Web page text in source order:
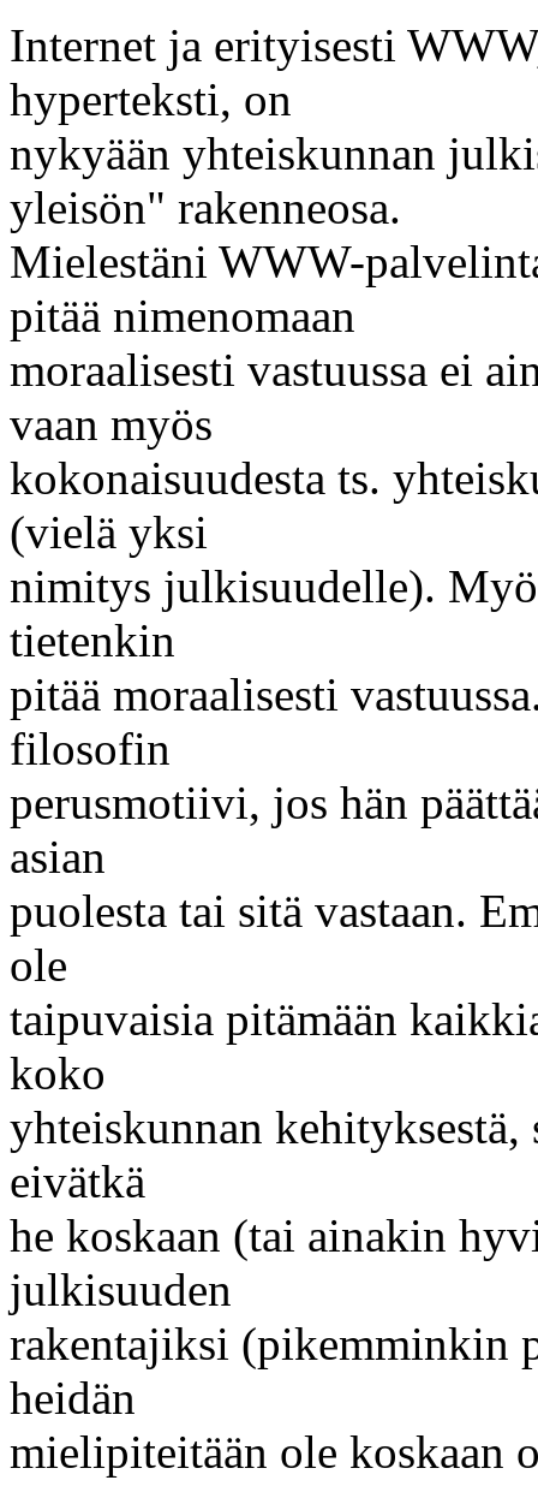
Internet ja erityisesti
hyperteksti, on
nykyään yhteiskunnan
yleisön" rakenneosa.
Mielestäni WWW-
pitää nimenomaan
moraalisesti vastuussa ei
vaan myös
kokonaisuudesta ts.
(vielä yksi
nimitys julkisuudelle).
tietenkin
pitää moraalisesti
filosofin
perusmotiivi, jos hän
asian
puolesta tai sitä vastaan.
ole
taipuvaisia pitämään
koko
yhteiskunnan
eivätkä
he koskaan (tai ainakin
julkisuuden
rakentajiksi (pikemminkin
heidän
mielipiteitään ole koskaan